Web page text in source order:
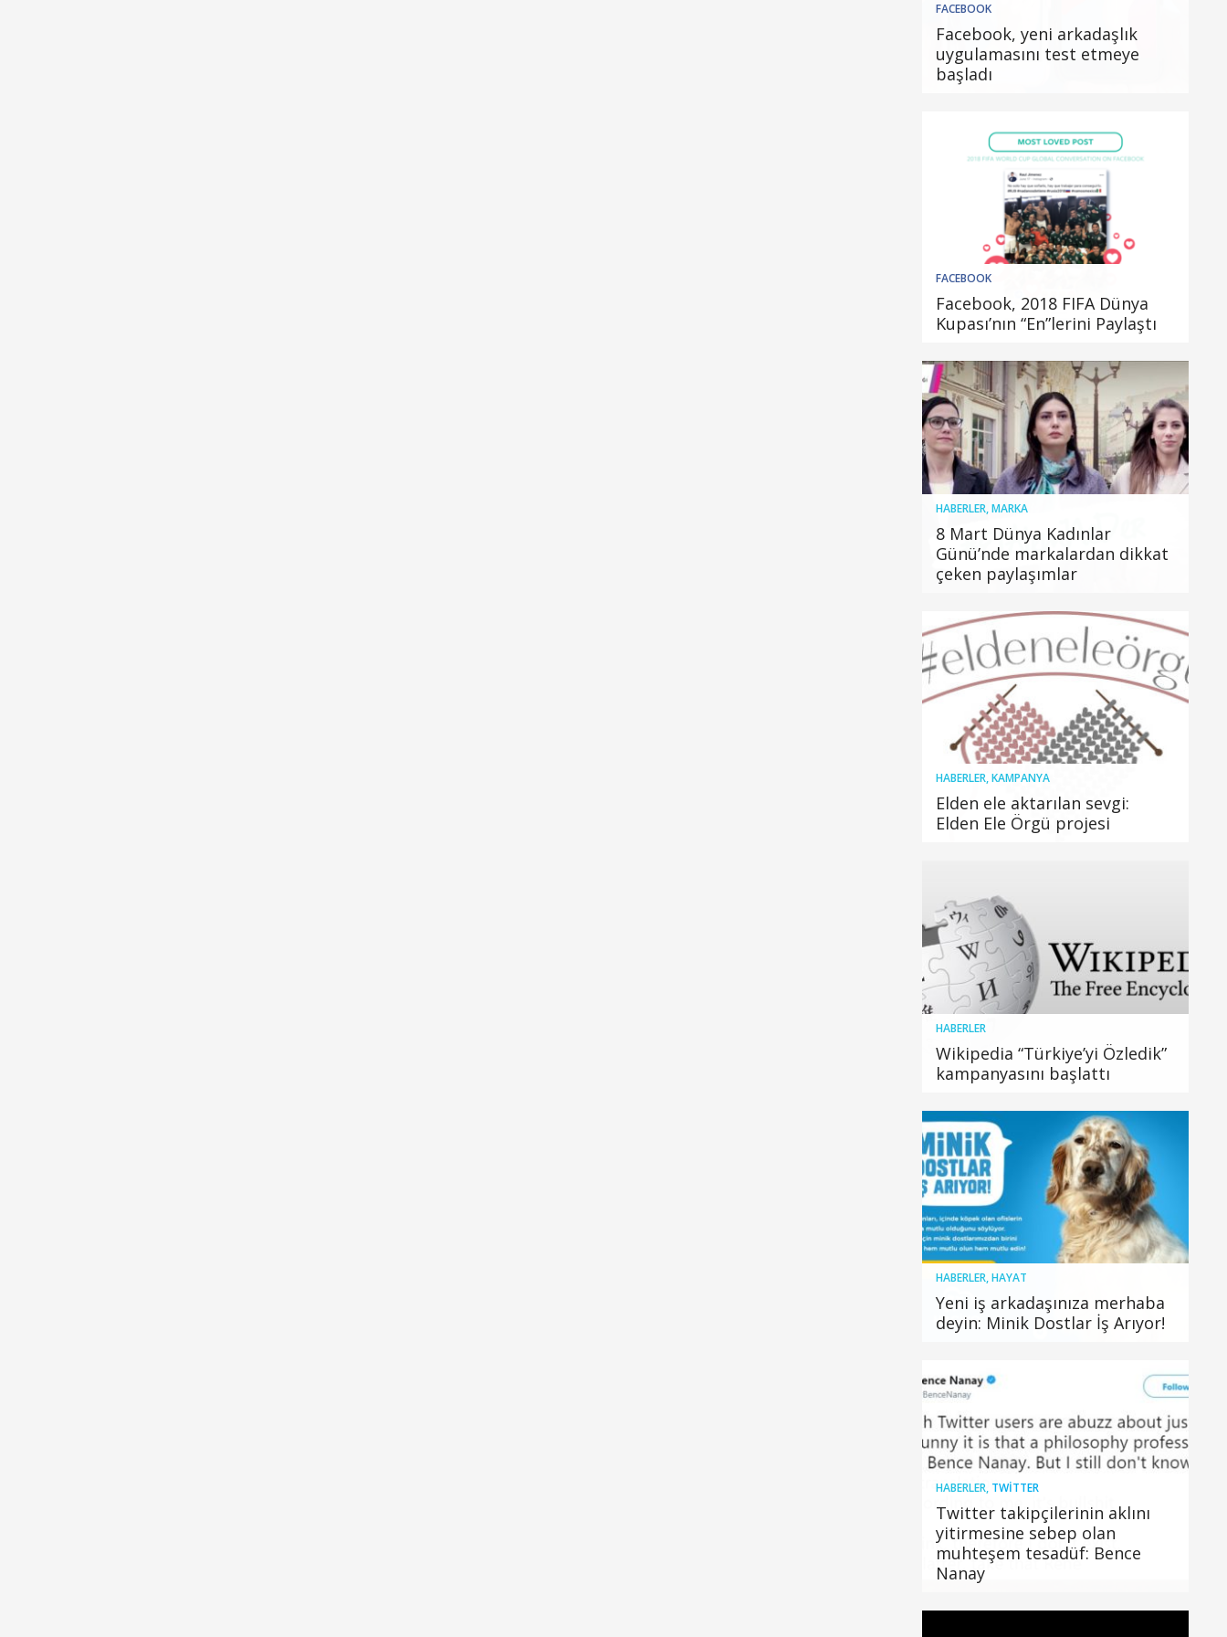
FACEBOOK
Facebook, yeni arkadaşlık
uygulamasını test etmeye
başladı
FACEBOOK
Facebook, 2018 FIFA Dünya
Kupası’nın “En”lerini Paylaştı
HABERLER,MARKA
8 Mart Dünya Kadınlar
Günü’nde markalardan dikkat
çeken paylaşımlar
HABERLER,KAMPANYA
Elden ele aktarılan sevgi:
Elden Ele Örgü projesi
HABERLER
Wikipedia “Türkiye’yi Özledik”
kampanyasını başlattı
HABERLER,HAYAT
Yeni iş arkadaşınıza merhaba
deyin: Minik Dostlar İş Arıyor!
HABERLER, TWITTER
Twitter takipçilerinin aklını
yitirmesine sebep olan
muhteşem tesadüf: Bence
Nanay